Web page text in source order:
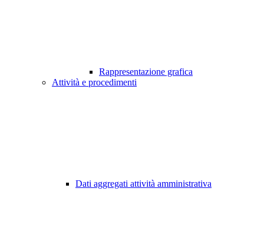
Rappresentazione grafica
Attività e procedimenti
Dati aggregati attività amministrativa